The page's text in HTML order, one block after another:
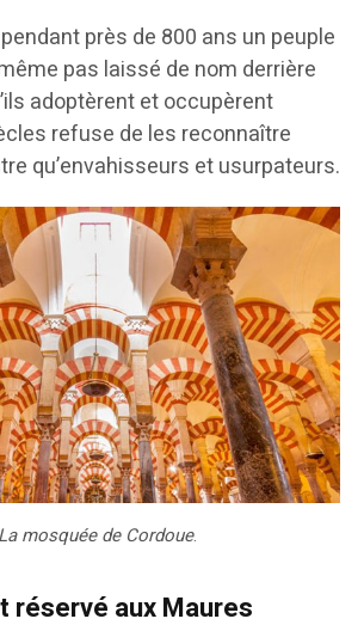
près de 800 ans un peuple
pas laissé de nom derrière
adoptèrent et occupèrent
refuse de les reconnaître
qu’envahisseurs et usurpateurs.
La mosquée de Cordoue.
réservé aux Maures